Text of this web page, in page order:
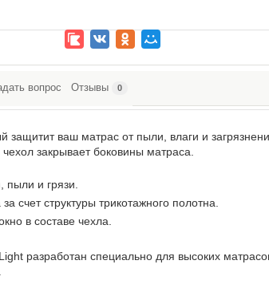
вопрос Отзывы 0
защитит ваш матрас от пыли, влаги и
закрывает боковины матраса.
пыли и грязи.
счет структуры трикотажного полотна.
в составе чехла.
разработан специально для высоких